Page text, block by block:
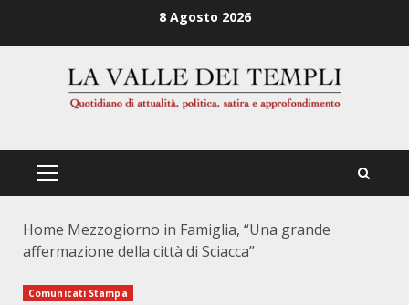
8 Agosto 2026
PRIMÄRES
Home Mezzogiorno in Famiglia, “Una grande
affermazione della città di Sciacca”
Comunicati Stampa